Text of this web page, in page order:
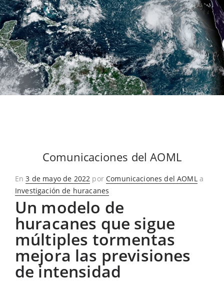
Comunicaciones del AOML
EnPublicado
en
3 de mayo de 2022 porComunicaciones del AOMLa
Investigación de huracanes
Un modelo de
huracanes que sigue
múltiples tormentas
mejora las previsiones
de intensidad